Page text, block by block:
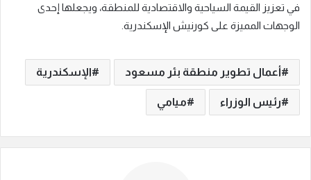
في تعزيز القيمة السياحية والاقتصادية للمنطقة، ويجعلها إحدى
الوجهات المميزة على كورنيش الإسكندرية.
أعمال تطوير منطقة بئر مسعود الإسكندرية
رئيس الوزراء ميامي